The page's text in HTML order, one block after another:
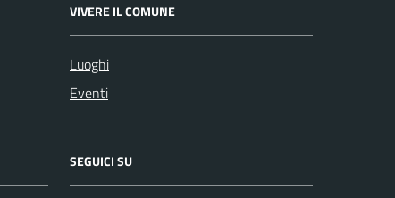
VIVERE IL COMUNE
Luoghi
Eventi
SEGUICI SU